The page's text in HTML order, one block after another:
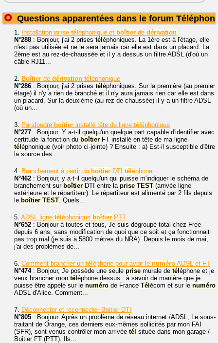
Questions apparentées dans le forum
1. Installation prise tél éphonique et boîtier de dérivation
N°288 : Bonjour, j'ai 2 prises tél éphoniques. La 1ère est à l'étage, elle
n'est pas utilisée et ne le sera jamais car elle est dans un placard. La
2ème est au rez-de-chaussée et il y a dessus un filtre ADSL (d'où un
câble RJ11...
2. Boîtier de dérivation tél éphonique
N°286 : Bonjour, j'ai 2 prises tél éphoniques. Sur la première (au premier
étage) il n'y a rien de branché et il n'y aura jamais rien car elle est dans
un placard. Sur la deuxième (au rez-de-chaussée) il y a un filtre ADSL
(où un...
3. Parafoudre boîtier installé tête de ligne tél éphonique
N°277 : Bonjour. Y a-t-il quelqu'un quelque part capable d'identifier avec
certitude la fonction du boîtier FT installé en tête de ma ligne
tél éphonique (voir photo ci-jointe) ? Ensuite : a) Est-il susceptible d'être
la source des...
4. Branchement à partir du boîtier DTI tél éphone
N°462 : Bonjour, y a-t-il quelqu'un qui puisse m'indiquer le schéma de
branchement sur boîtier DTI entre la prise TEST (arrivée ligne
extérieure et le répartiteur). Le répartiteur est alimenté par 2 fils depuis
le boîtier TEST. Quels...
5. ADSL ligne tél éphonique boîtier PTT
N°652 : Bonjour à toutes et tous, Je suis dégroupé total chez Free
depuis 6 ans, sans modification de quoi que ce soit et ça fonctionnait
pas trop mal (je suis à 5800 mètres du NRA). Depuis le mois de mai,
j'ai des problèmes de...
6. Comment brancher un tél éphone pour avoir le numéro ADSL et FT
N°474: Bonjour, Je possède une seule prise murale de tél éphone et je
veux brancher mon tél éphone dessus : à savoir de manière que je
puisse être appelé sur le numéro de France Tél écom et sur le numéro
ADSL d'Alice. Comment...
7. Déconnecter et reconnecter Boitier DTI
N°805 : Bonjour. Après un problème de réseau internet /ADSL, Le sous-
traitant de Orange, ces derniers eux-mêmes sollicités par mon FAI
(SFR), sont venus contrôler mon arrivée tél située dans mon garage /
Boitier FT (PTT). Ils...